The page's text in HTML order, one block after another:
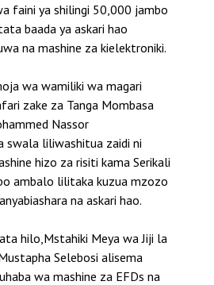
faini ya shilingi 50,000 jambo
baada ya askari hao
na mashine za kielektroniki.
wa wamiliki wa magari
zake za Tanga Mombasa
Nassor
swala liliwashitua zaidi ni
hizo za risiti kama Serikali
ambalo lilitaka kuzua mzozo
na askari hao.
hilo,Mstahiki Meya wa Jiji la
Selebosi alisema
wa mashine za EFDs na